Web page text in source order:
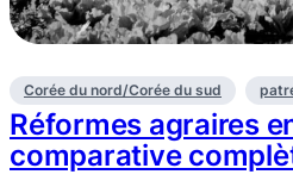
Corée du nord/Corée du sud
Réformes agraires
comparative